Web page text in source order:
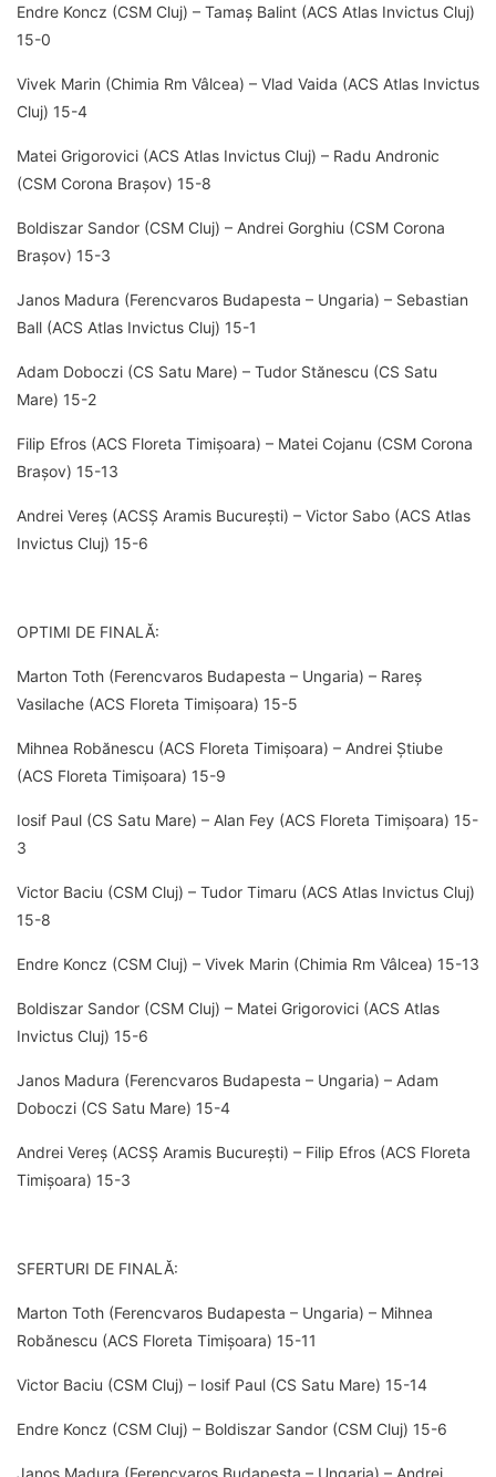
Endre Koncz (CSM Cluj) – Tamaș Balint (ACS Atlas Invictus Cluj)
15-0
Vivek Marin (Chimia Rm Vâlcea) – Vlad Vaida (ACS Atlas Invictus
Cluj) 15-4
Matei Grigorovici (ACS Atlas Invictus Cluj) – Radu Andronic
(CSM Corona Brașov) 15-8
Boldiszar Sandor (CSM Cluj) – Andrei Gorghiu (CSM Corona
Brașov) 15-3
Janos Madura (Ferencvaros Budapesta – Ungaria) – Sebastian
Ball (ACS Atlas Invictus Cluj) 15-1
Adam Doboczi (CS Satu Mare) – Tudor Stănescu (CS Satu
Mare) 15-2
Filip Efros (ACS Floreta Timișoara) – Matei Cojanu (CSM Corona
Brașov) 15-13
Andrei Vereș (ACSȘ Aramis București) – Victor Sabo (ACS Atlas
Invictus Cluj) 15-6
OPTIMI DE FINALĂ:
Marton Toth (Ferencvaros Budapesta – Ungaria) – Rareș
Vasilache (ACS Floreta Timișoara) 15-5
Mihnea Robănescu (ACS Floreta Timișoara) – Andrei Știube
(ACS Floreta Timișoara) 15-9
Iosif Paul (CS Satu Mare) – Alan Fey (ACS Floreta Timișoara) 15-
3
Victor Baciu (CSM Cluj) – Tudor Timaru (ACS Atlas Invictus Cluj)
15-8
Endre Koncz (CSM Cluj) – Vivek Marin (Chimia Rm Vâlcea) 15-13
Boldiszar Sandor (CSM Cluj) – Matei Grigorovici (ACS Atlas
Invictus Cluj) 15-6
Janos Madura (Ferencvaros Budapesta – Ungaria) – Adam
Doboczi (CS Satu Mare) 15-4
Andrei Vereș (ACSȘ Aramis București) – Filip Efros (ACS Floreta
Timișoara) 15-3
SFERTURI DE FINALĂ:
Marton Toth (Ferencvaros Budapesta – Ungaria) – Mihnea
Robănescu (ACS Floreta Timișoara) 15-11
Victor Baciu (CSM Cluj) – Iosif Paul (CS Satu Mare) 15-14
Endre Koncz (CSM Cluj) – Boldiszar Sandor (CSM Cluj) 15-6
Janos Madura (Ferencvaros Budapesta – Ungaria) – Andrei